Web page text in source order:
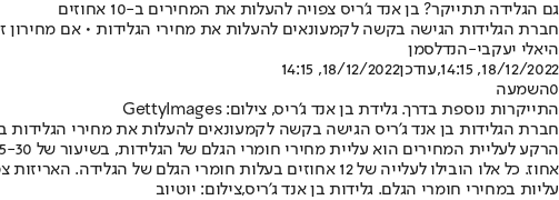
גם הגלידה תתייקר? בן אנד ג'ריס צפויה להעלות את המחירים ב-10 אחוזים
חברת הגלידות הגישה בקשה לקמעונאים להעלות את מחירי הגלידות • אם מחירון זה יאושר,
היאלי יעקבי-הנדלסמן
18/12/2022, 14:15
,עודכן18/12/2022, 14:15
0השמעה
התייקרות נוספת בדרך. גלידת בן אנד ג'ריס, צילום: GettyImages
חברת הגלידות בן אנד ג'ריס הגישה בקשה לקמעונאים להעלות את מחירי הגלידות בשיעור ממוצע של כ-10 אחוזים. אם מחירון זה יאושר, מחירי
אחוז. כל אלו הובילו לעלייה של 12 אחוזים בעלות חומרי הגלם של הגלידה. האריזות צפויות להתייקר ב-25 אחוזים.
עליות במחירי חומרי הגלם. גלידות בן אנד ג'ריס,צילום: יוטיוב